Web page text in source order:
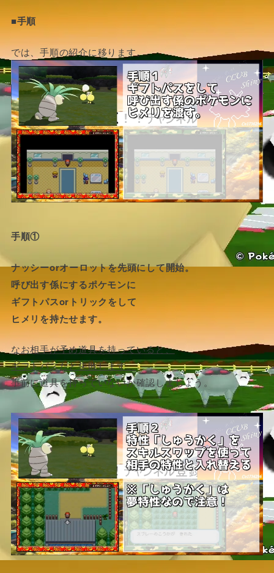
■手順
では、手順の紹介に移ります。
手順①
ナッシーorオーロットを先頭にして開始。
呼び出す係にするポケモンに
ギフトパスorトリックをして
ヒメリを持たせます。
なお相手が予め道具を持っていると、
ギフトパスだと失敗します。
事前に道具を持っていないか確認しましょう。